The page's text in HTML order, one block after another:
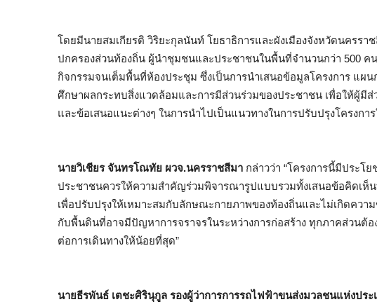
โดยมีนายสมเกียรติ วิริยะกุลนันท์ โยธาธิการและผังเมืองจังหวัดนครรา
ปกครองส่วนท้องถิ่น ผู้นำชุมชนและประชาชนในพื้นที่จำนวนกว่า 500 ค
กิจกรรมจนเต็มพื้นที่ห้องประชุม ซึ่งเป็นการนำเสนอข้อมูลโครงการ แ
ศึกษาผลกระทบสิ่งแวดล้อมและการมีส่วนร่วมของประชาชน เพื่อให้ผู้มี
และข้อเสนอแนะต่างๆ ในการนำไปเป็นแนวทางในการปรับปรุงโครงก
นายวิเชียร จันทรโณทัย ผวจ.นครราชสีมา กล่าวว่า “โครงการนี้มีประ
ประชาชนควรให้ความสำคัญร่วมพิจารณารูปแบบรวมทั้งเสนอข้อคิดเ
เพื่อปรับปรุงให้เหมาะสมกับลักษณะกายภาพของท้องถิ่นและไม่เกิดควา
กับพื้นดินที่อาจมีปัญหาการจราจรในระหว่างการก่อสร้าง ทุกภาคส่วนต้
ต่อการเดินทางให้น้อยที่สุด”
นายธีรพันธ์ เตชะศิรินุกูล รองผู้ว่าการการรถไฟฟ้าขนส่งมวลชนแห่งปร